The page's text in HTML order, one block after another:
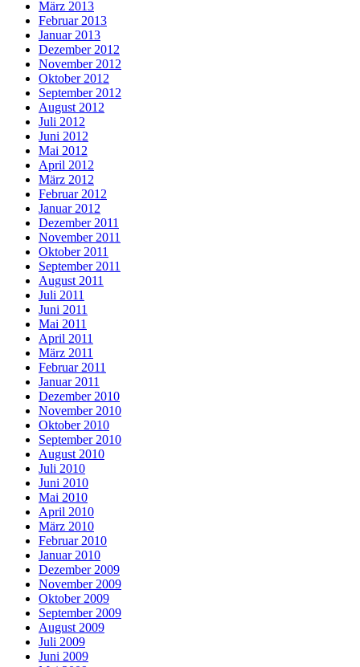
März 2013
Februar 2013
Januar 2013
Dezember 2012
November 2012
Oktober 2012
September 2012
August 2012
Juli 2012
Juni 2012
Mai 2012
April 2012
März 2012
Februar 2012
Januar 2012
Dezember 2011
November 2011
Oktober 2011
September 2011
August 2011
Juli 2011
Juni 2011
Mai 2011
April 2011
März 2011
Februar 2011
Januar 2011
Dezember 2010
November 2010
Oktober 2010
September 2010
August 2010
Juli 2010
Juni 2010
Mai 2010
April 2010
März 2010
Februar 2010
Januar 2010
Dezember 2009
November 2009
Oktober 2009
September 2009
August 2009
Juli 2009
Juni 2009